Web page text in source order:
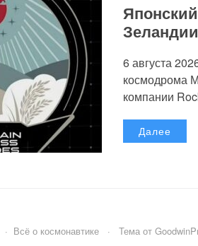
Зеландии
6 августа
космодрома
компании
Далее
· Всё о космонавтике · Тема от